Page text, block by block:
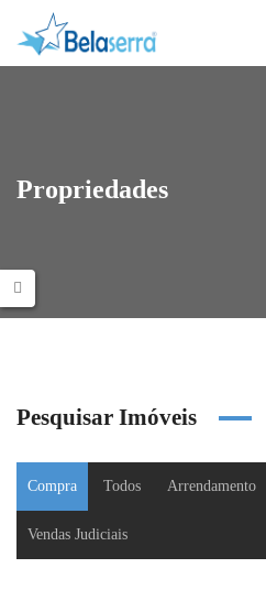
Propriedades
Pesquisar Imóveis
Compra Todos Arrendamento
Vendas Judiciais